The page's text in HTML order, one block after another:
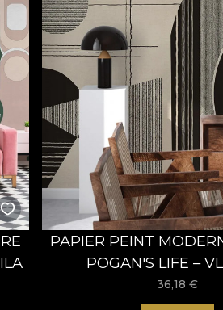
PAPIER PEINT
POGAN'S LIFE –
36,18 €